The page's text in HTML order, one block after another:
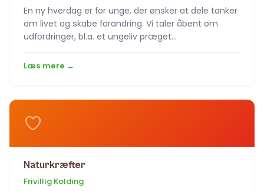
En ny hverdag er for unge, der ønsker at dele tanker
om livet og skabe forandring. Vi taler åbent om
udfordringer, bl.a. et ungeliv præget…
Læs mere →
Naturkræfter
Frivillig Kolding